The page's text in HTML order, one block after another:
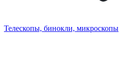
Телескопы, бинокли, микроскопы